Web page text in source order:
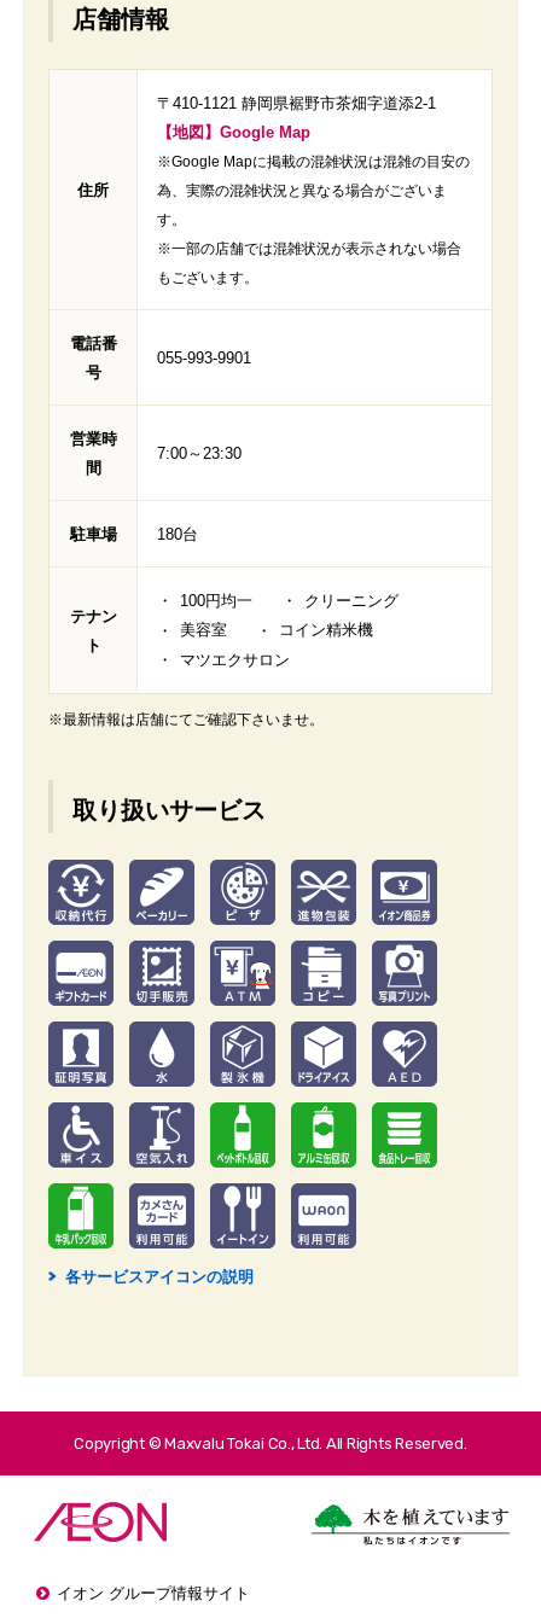
店舗情報
住所
〒410-1121 静岡県裾野市茶畑字道添2-1
【地図】Google Map
※Google Mapに掲載の混雑状況は混雑の目安の
為、実際の混雑状況と異なる場合がございま
す。
※一部の店舗では混雑状況が表示されない場合
もございます。
電話番
号
055-993-9901
営業時
間
7:00～23:30
駐車場 180台
テナン
ト
100円均一
クリーニング
美容室
コイン精米機
マツエクサロン
※最新情報は店舗にてご確認下さいませ。
取り扱いサービス
2 各サービスアイコンの説明
Copyright © Maxvalu Tokai Co., Ltd. All Rights Reserved.
イオン グループ情報サイト